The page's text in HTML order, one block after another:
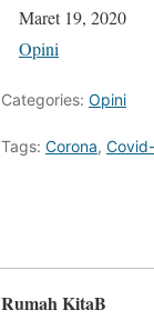
Tanggal
Maret 19, 2020
Sehubungan dengan
Opini
Categories: Opini
Tags: Corona,
Rumah KitaB